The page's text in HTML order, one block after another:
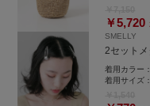
￥5,720
SMELLY
2セット
着用カラー
着用サイズ